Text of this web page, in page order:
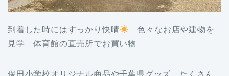
到着した時にはすっかり快晴
色々なお店や建物を
見学 体育館の直売所でお買い物